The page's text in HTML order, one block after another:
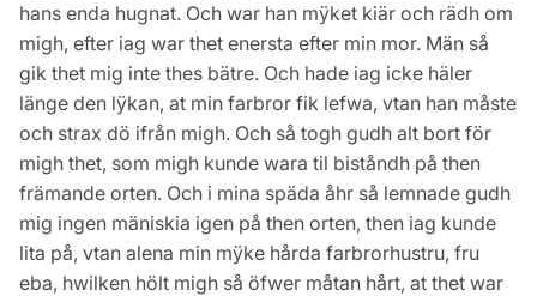
hans enda hugnat. Och war han mÿket kiär och rädh om
migh, efter iag war thet enersta efter min mor. Män så
gik thet mig inte thes bätre. Och hade iag icke häler
länge den lÿkan, at min farbror fik lefwa, vtan han måste
och strax dö ifrån migh. Och så togh gudh alt bort för
migh thet, som migh kunde wara til biståndh på then
främande orten. Och i mina späda åhr så lemnade gudh
mig ingen mäniskia igen på then orten, then iag kunde
lita på, vtan alena min mÿke hårda farbrorhustru, fru
eba, hwilken hölt migh så öfwer måtan hårt, at thet war